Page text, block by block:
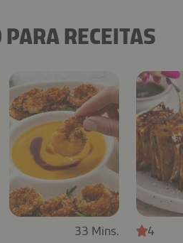
RECEITAS
33 Mins. 4